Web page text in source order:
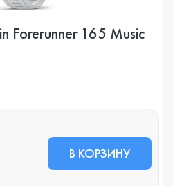
Forerunner 165 Music
В КОРЗИНУ